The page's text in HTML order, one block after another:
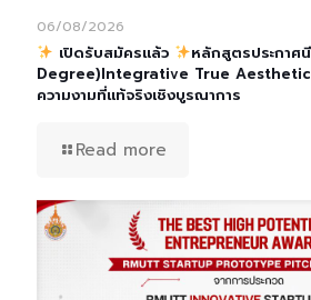
06/08/2026
เปิดรับสมัครแล้ว
หลักสูตรประกาศ
Degree)Integrative True Aesthetic
ความงามที่แท้จริงเชิงบูรณาการ
Read more